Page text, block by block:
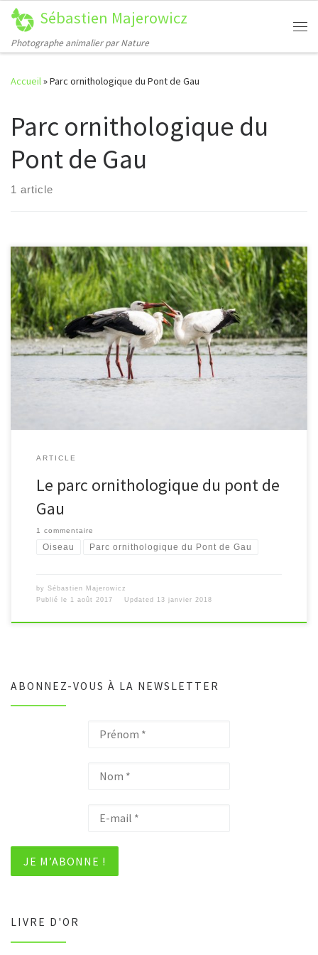
Passer au contenu
Sébastien Majerowicz
Photographe animalier par Nature
Accueil»Parc ornithologique du Pont de Gau
Parc ornithologique du
Pont de Gau
1 article
[…]
ARTICLE
Le parc ornithologique du pont de
Gau
1 commentaire
Oiseau Parc ornithologique du Pont de Gau
by Sébastien Majerowicz
Publié le 1 août 2017 Updated 13 janvier 2018
ABONNEZ-VOUS À LA NEWSLETTER
LIVRE D'OR